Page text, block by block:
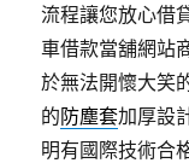
流程讓您放心借
車借款當舖網站
於無法開懷大笑
的防塵套加厚設
明有國際技術合